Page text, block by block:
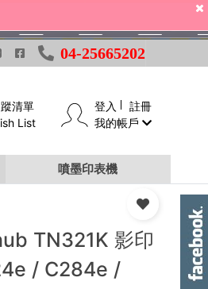
04-25665202
清單
List
登入
註冊
我的帳戶
噴墨印表機
TN321K 影印
/ C284e /